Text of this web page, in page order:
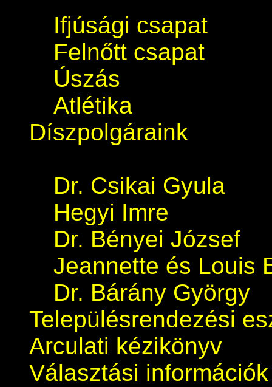
Ifjúsági csapat
Felnőtt csapat
Úszás
Atlétika
Díszpolgáraink
Dr. Csikai Gyula
Hegyi Imre
Dr. Bényei József
Jeannette és Louis
Dr. Bárány György
Településrendezési
Arculati kézikönyv
Választási információk